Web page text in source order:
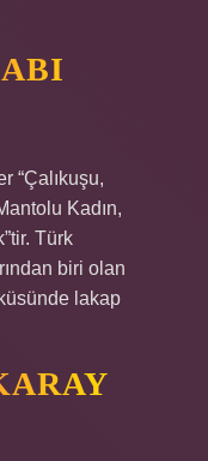
“Çalıkuşu,
Kadın,
Türk
biri olan
lakap